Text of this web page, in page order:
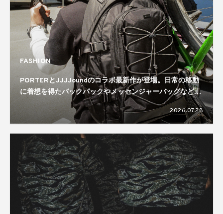
FASHION
PORTERとJJJJoundのコラボ最新作が登場。日常の移動
に着想を得たバックパックやメッセンジャーバッグなどを
ラインナップ
2026.07.28